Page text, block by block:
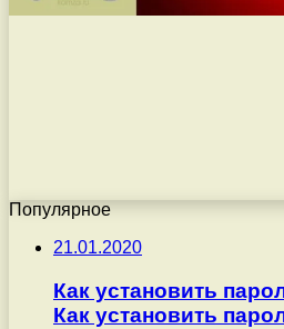
Популярное
21.01.2020
Как установить
Как установить